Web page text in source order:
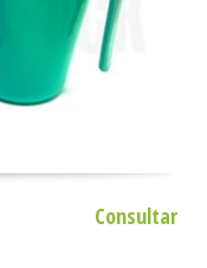
Consultar